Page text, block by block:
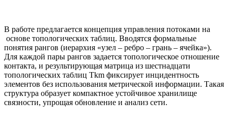
В работе предлагается концепция управления потоками на
основе топологических таблиц. Вводятся формальные
понятия рангов (иерархия «узел – ребро – грань – ячейка»).
Для каждой пары рангов задается топологическое отношение
контакта, и результирующая матрица из шестнадцати
топологических таблиц Tkm фиксирует инцидентность
элементов без использования метрической информации. Такая
структура образует компактное устойчивое хранилище
связности, упрощая обновление и анализ сети.